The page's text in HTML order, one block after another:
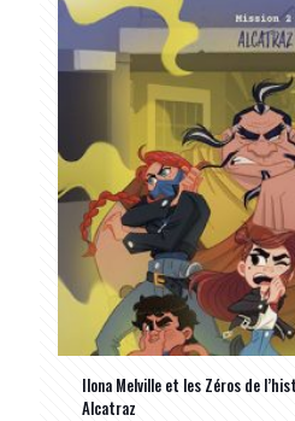
Ilona Melville et les Zéros de
Alcatraz